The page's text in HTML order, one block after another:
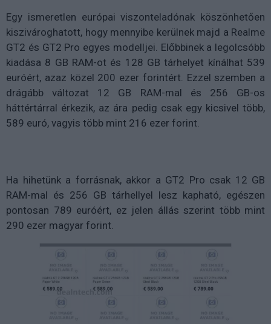
Egy ismeretlen európai viszonteladónak köszönhetően
kiszivároghatott, hogy mennyibe kerülnek majd a Realme
GT2 és GT2 Pro egyes modelljei. Előbbinek a legolcsóbb
kiadása 8 GB RAM-ot és 128 GB tárhelyet kínálhat 539
euróért, azaz közel 200 ezer forintért. Ezzel szemben a
drágább változat 12 GB RAM-mal és 256 GB-os
háttértárral érkezik, az ára pedig csak egy kicsivel több,
589 euró, vagyis több mint 216 ezer forint.
Ha hihetünk a forrásnak, akkor a GT2 Pro csak 12 GB
RAM-mal és 256 GB tárhellyel lesz kapható, egészen
pontosan 789 euróért, ez jelen állás szerint több mint
290 ezer magyar forint.